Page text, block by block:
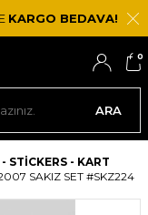
KARGO BEDAVA!
ARA
0
STICKERS - KART
SAKIZ SET #SKZ224